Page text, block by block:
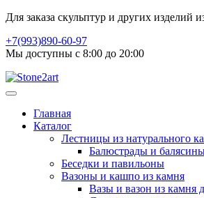
Для заказа скульптур и других изделий
+7(993)890-60-97
Мы доступны с 8:00 до 20:00
Главная
Каталог
Лестницы из натурального
Балюстрады и
Беседки и павильоны
Вазоны и кашпо из камня
Вазы и вазон из камня